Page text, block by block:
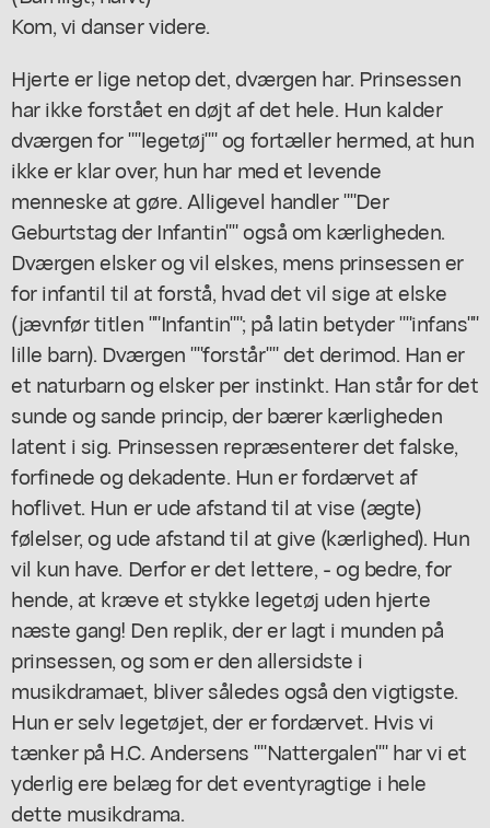
Kom, vi danser videre.
Hjerte er lige netop det, dværgen har. Prinsessen
har ikke forstået en døjt af det hele. Hun kalder
dværgen for ""legetøj"" og fortæller hermed, at hun
ikke er klar over, hun har med et levende
menneske at gøre. Alligevel handler ""Der
Geburtstag der Infantin"" også om kærligheden.
Dværgen elsker og vil elskes, mens prinsessen er
for infantil til at forstå, hvad det vil sige at elske
(jævnfør titlen ""Infantin""; på latin betyder ""infans""
lille barn). Dværgen ""forstår"" det derimod. Han er
et naturbarn og elsker per instinkt. Han står for det
sunde og sande princip, der bærer kærligheden
latent i sig. Prinsessen repræsenterer det falske,
forfinede og dekadente. Hun er fordærvet af
hoflivet. Hun er ude afstand til at vise (ægte)
følelser, og ude afstand til at give (kærlighed). Hun
vil kun have. Derfor er det lettere, - og bedre, for
hende, at kræve et stykke legetøj uden hjerte
næste gang! Den replik, der er lagt i munden på
prinsessen, og som er den allersidste i
musikdramaet, bliver således også den vigtigste.
Hun er selv legetøjet, der er fordærvet. Hvis vi
tænker på H.C. Andersens ""Nattergalen"" har vi et
yderlig ere belæg for det eventyragtige i hele
dette musikdrama.